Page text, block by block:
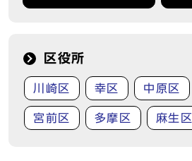
区役所
川崎区 幸区 中原区
宮前区 多摩区 麻生区